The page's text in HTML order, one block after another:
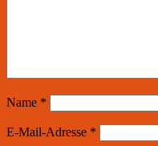
Name *
E-Mail-Adresse *